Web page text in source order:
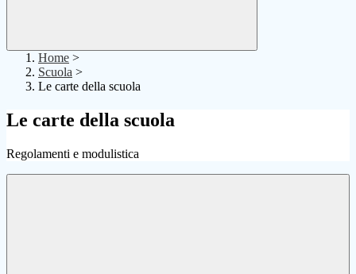
Home >
Scuola >
Le carte della scuola
Le carte della scuola
Regolamenti e modulistica